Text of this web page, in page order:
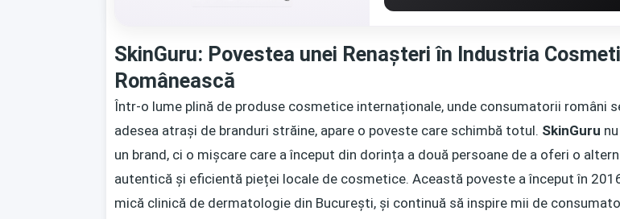
SkinGuru: Povestea unei Renașteri în Industria
Românească
Într-o lume plină de produse cosmetice internaționale, unde consumatorii români
adesea atrași de branduri străine, apare o poveste care schimbă totul. SkinGuru
un brand, ci o mișcare care a început din dorința a două persoane de a oferi o
autentică și eficientă pieței locale de cosmetice. Această poveste a început în
mică clinică de dermatologie din București, și continuă să inspire mii de